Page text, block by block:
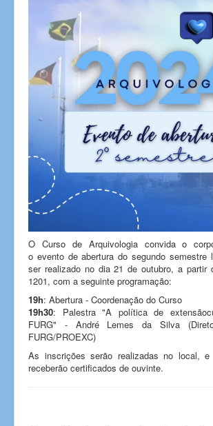
O Curso de Arquivologia convida o
o evento de abertura do segundo semestre
ser realizado no dia 21 de outubro, a partir
1201, com a seguinte programação:
19h: Abertura - Coordenação do Curso
19h30: Palestra "A política de
FURG" - André Lemes da Silva
FURG/PROEXC)
As inscrições serão realizadas no local, e
receberão certificados de ouvinte.